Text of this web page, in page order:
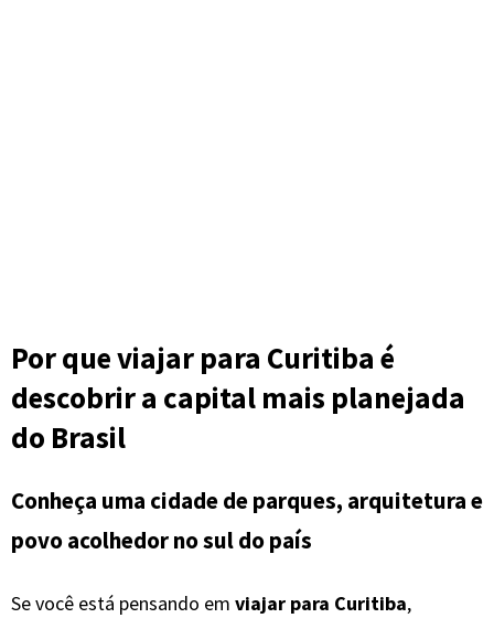
Por que viajar para Curitiba é
descobrir a capital mais planejada
do Brasil
Conheça uma cidade de parques, arquitetura e
povo acolhedor no sul do país
Se você está pensando em viajar para Curitiba,